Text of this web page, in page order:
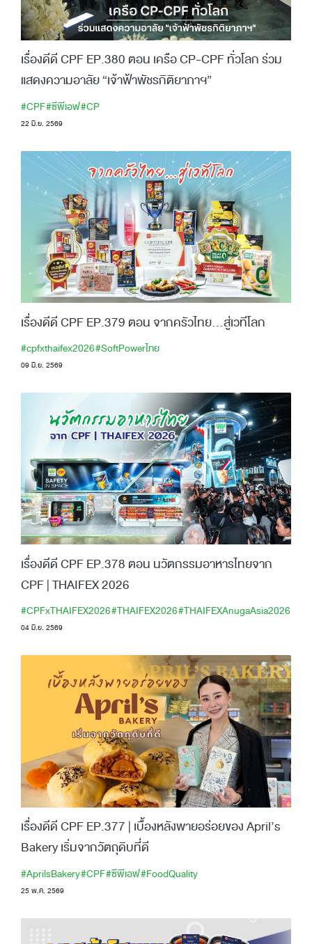
เรื่องดีดี CPF EP.380 ตอน เครือ CP-CPF ทั่วโลก ร่วม
แสดงความอาลัย “เจ้าฟ้าพัชรกิติยาภาฯ”
#CPF#ซีพีเอฟ#CP
22 มิ.ย. 2569
เรื่องดีดี CPF EP.379 ตอน จากครัวไทย…สู่เวทีโลก
#cpfxthaifex2026#SoftPowerไทย
09 มิ.ย. 2569
เรื่องดีดี CPF EP.378 ตอน นวัตกรรมอาหารไทยจาก
CPF | THAIFEX 2026
#CPFxTHAIFEX2026#THAIFEX2026#THAIFEXAnugaAsia2026
04 มิ.ย. 2569
เรื่องดีดี CPF EP.377 | เบื้องหลังพายอร่อยของ April’s
Bakery เริ่มจากวัตถุดิบที่ดี
#AprilsBakery#CPF#ซีพีเอฟ#FoodQuality
25 พ.ค. 2569